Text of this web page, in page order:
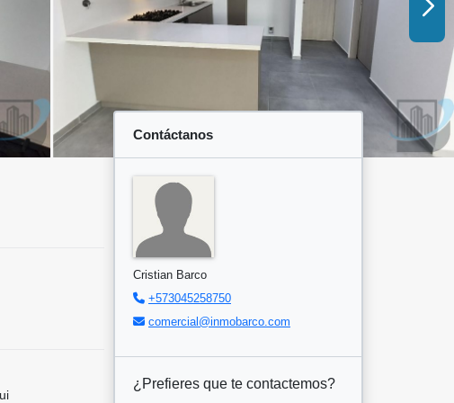
Contáctanos
Cristian Barco
+573045258750
comercial@inmobarco.com
¿Prefieres que te contactemos?